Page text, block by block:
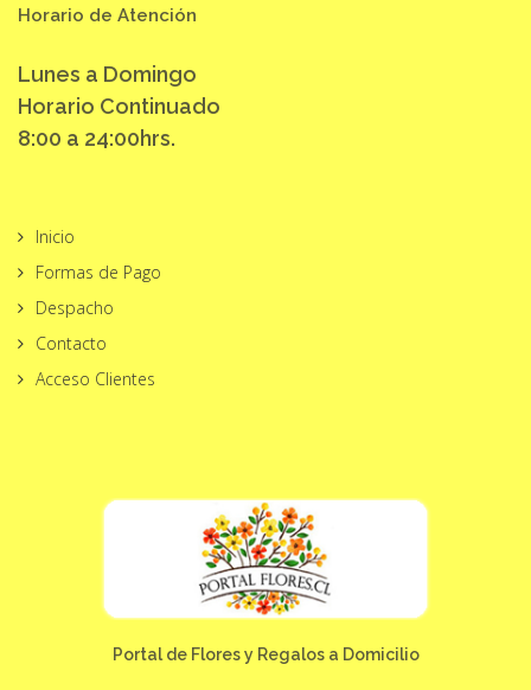
Horario de Atención
Lunes a Domingo
Horario Continuado
8:00 a 24:00hrs.
Inicio
Formas de Pago
Despacho
Contacto
Acceso Clientes
Portal de Flores y Regalos a Domicilio